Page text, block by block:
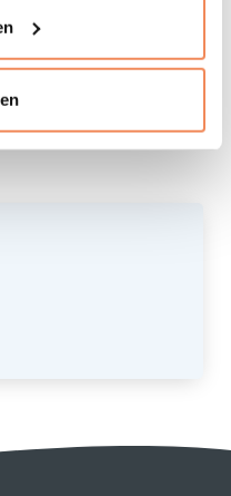
geeft ons de
uitdaging.